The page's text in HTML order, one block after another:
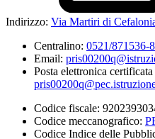
Indirizzo: Via Martiri di
Centralino: 0521/871536-
Email:
Posta elettronica
Codice fiscale:
Codice meccanografico:
Codice Indice delle